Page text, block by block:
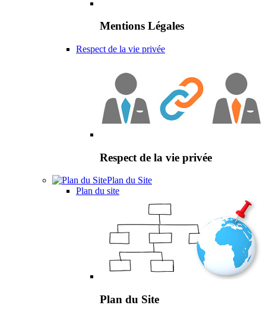
Mentions Légales
Respect de la vie privée
Respect de la vie privée
Plan du Site
Plan du site
Plan du Site